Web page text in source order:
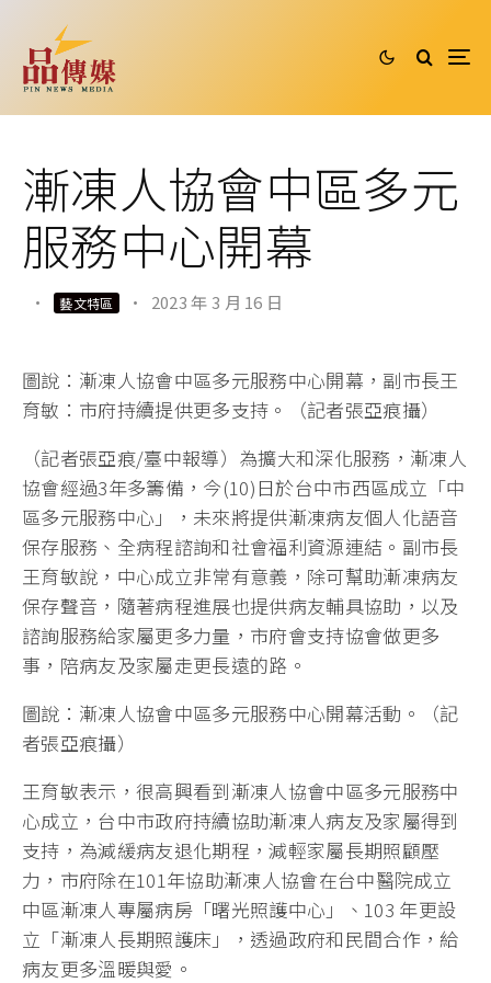
漸凍人協會中區多元
服務中心開幕
· 藝文特區 · 2023 年 3 月 16 日
圖說：漸凍人協會中區多元服務中心開幕，副市長王
育敏：市府持續提供更多支持。（記者張亞痕攝）
（記者張亞痕/臺中報導）為擴大和深化服務，漸凍人
協會經過3年多籌備，今(10)日於台中市西區成立「中
區多元服務中心」，未來將提供漸凍病友個人化語音
保存服務、全病程諮詢和社會福利資源連結。副市長
王育敏說，中心成立非常有意義，除可幫助漸凍病友
保存聲音，隨著病程進展也提供病友輔具協助，以及
諮詢服務給家屬更多力量，市府會支持協會做更多
事，陪病友及家屬走更長遠的路。
圖說：漸凍人協會中區多元服務中心開幕活動。（記
者張亞痕攝）
王育敏表示，很高興看到漸凍人協會中區多元服務中
心成立，台中市政府持續協助漸凍人病友及家屬得到
支持，為減緩病友退化期程，減輕家屬長期照顧壓
力，市府除在101年協助漸凍人協會在台中醫院成立
中區漸凍人專屬病房「曙光照護中心」、103 年更設
立「漸凍人長期照護床」，透過政府和民間合作，給
病友更多溫暖與愛。